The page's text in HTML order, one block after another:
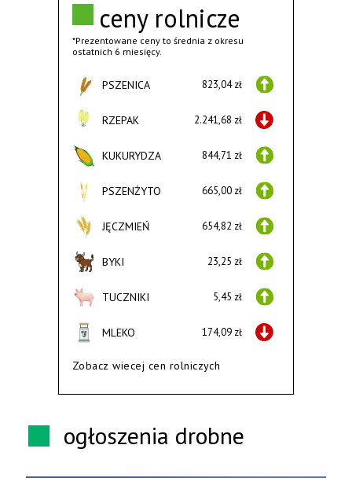
ceny rolnicze
*Prezentowane ceny to średnia z okresu
ostatnich 6 miesięcy.
PSZENICA 823,04 zł
RZEPAK 2.241,68 zł
KUKURYDZA 844,71 zł
PSZENŻYTO 665,00 zł
JĘCZMIEŃ 654,82 zł
BYKI 23,25 zł
TUCZNIKI 5,45 zł
MLEKO 174,09 zł
Zobacz wiecej cen rolniczych
ogłoszenia drobne